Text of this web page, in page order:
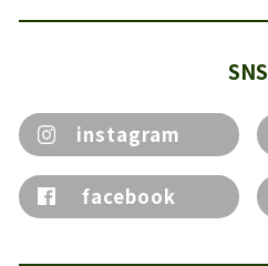
SNS
instagram
facebook